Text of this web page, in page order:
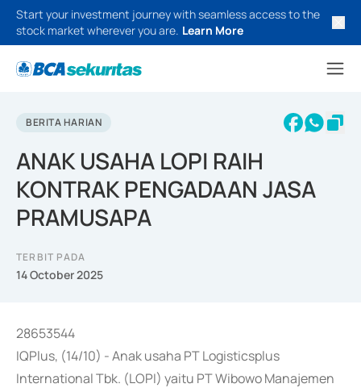
Start your investment journey with seamless access to the
stock market wherever you are. Learn More
BERITA HARIAN
ANAK USAHA LOPI RAIH
KONTRAK PENGADAAN JASA
PRAMUSAPA
TERBIT PADA
14 October 2025
28653544
IQPlus, (14/10) - Anak usaha PT Logisticsplus
International Tbk. (LOPI) yaitu PT Wibowo Manajemen